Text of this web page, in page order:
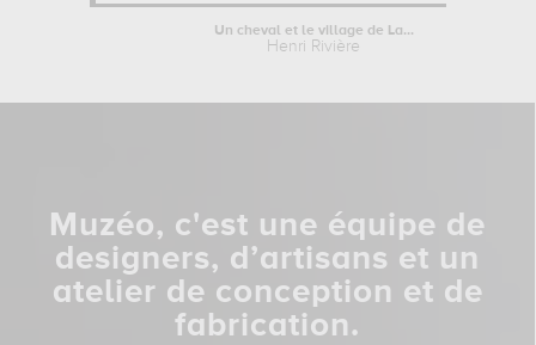
Un cheval et le village de La...
Henri Rivière
Muzéo, c'est une équipe de
designers, d’artisans et un
atelier de conception et de
fabrication.